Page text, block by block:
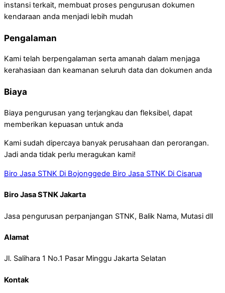
instansi terkait, membuat proses pengurusan dokumen
kendaraan anda menjadi lebih mudah
Pengalaman
Kami telah berpengalaman serta amanah dalam menjaga
kerahasiaan dan keamanan seluruh data dan dokumen anda
Biaya
Biaya pengurusan yang terjangkau dan fleksibel, dapat
memberikan kepuasan untuk anda
Kami sudah dipercaya banyak perusahaan dan perorangan.
Jadi anda tidak perlu meragukan kami!
Biro Jasa STNK Di Bojonggede Biro Jasa STNK Di Cisarua
Biro Jasa STNK Jakarta
Jasa pengurusan perpanjangan STNK, Balik Nama, Mutasi dll
Alamat
Jl. Salihara 1 No.1 Pasar Minggu Jakarta Selatan
Kontak